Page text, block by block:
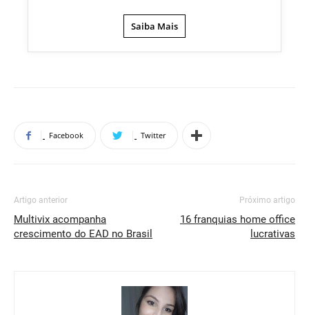
Saiba Mais
Facebook Twitter
Artigo anterior
Multivix acompanha
crescimento do EAD no Brasil
Próximo artigo
16 franquias home office
lucrativas